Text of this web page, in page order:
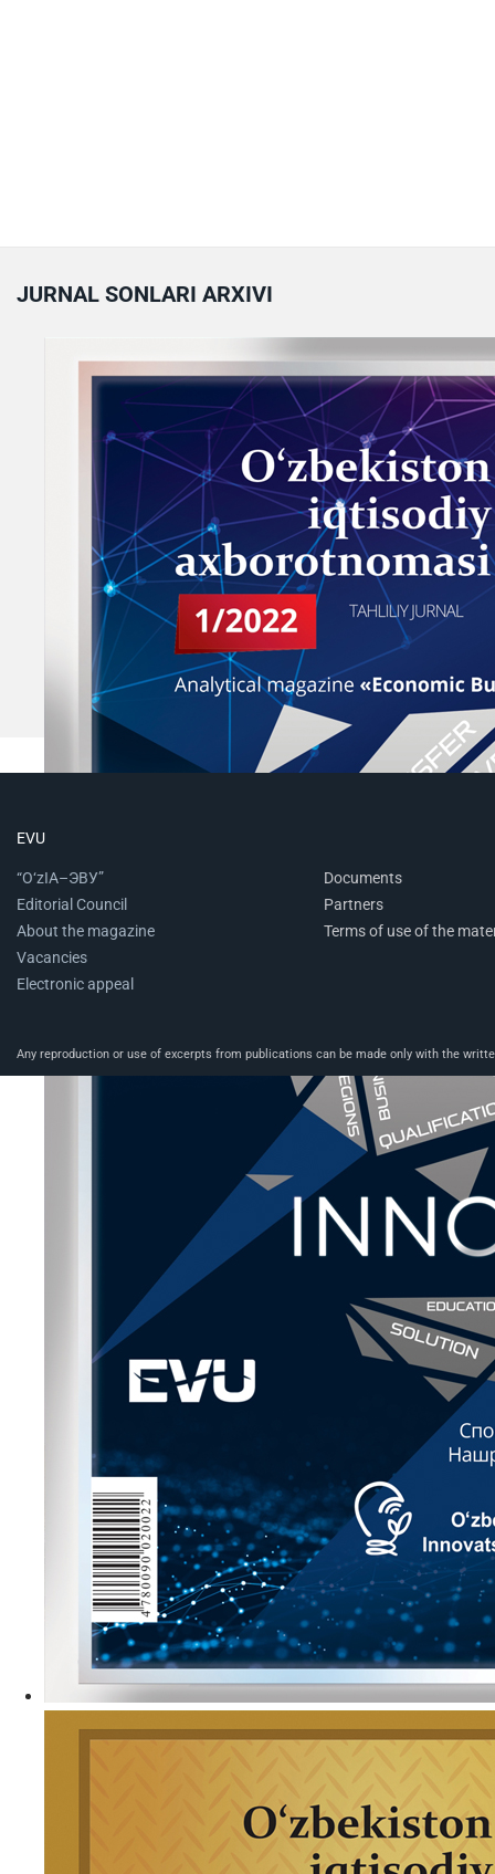
JURNAL SONLARI ARXIVI
EVU
“O‘zIA–ЭВУ”
Editorial Council
About the magazine
Vacancies
Electronic appeal
Documents
Partners
Terms of use of the
Any reproduction or use of excerpts from publications can be made only with the